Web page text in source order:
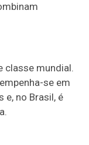
classe mundial.
se em
no Brasil, é